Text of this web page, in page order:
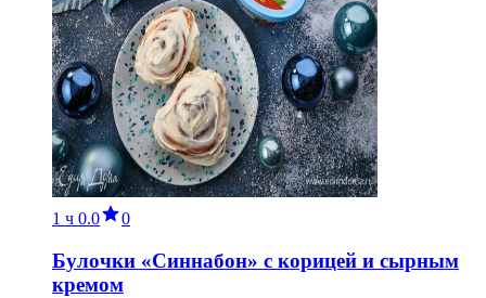
1 ч 0.0 0
Булочки «Синнабон» с корицей и сырным
кремом